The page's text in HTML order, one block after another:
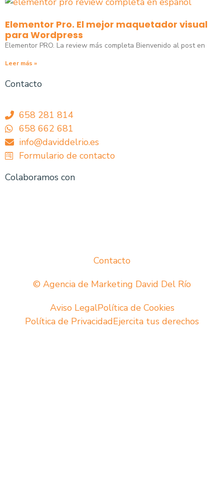
Elementor Pro. El mejor maquetador visual
para Wordpress
Elementor PRO. La review más completa Bienvenido al post en
Leer más »
Contacto
658 281 814
658 662 681
info@daviddelrio.es
Formulario de contacto
Colaboramos con
Aviso LegalPolítica de Cookies
Política de PrivacidadEjercita tus derechos
© Agencia de Marketing David Del Río
Contacto